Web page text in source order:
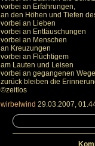
vorbei an Erfahrungen,
an den Höhen und Tiefen
vorbei an Lieben
vorbei an Enttäuschungen
vorbei an Menschen
an Kreuzungen
vorbei an Flüchtigem
am Lauten und Leisen
vorbei an gegangenen
zurück bleiben die
©zeitlos
wirbelwind 29.03.2007,